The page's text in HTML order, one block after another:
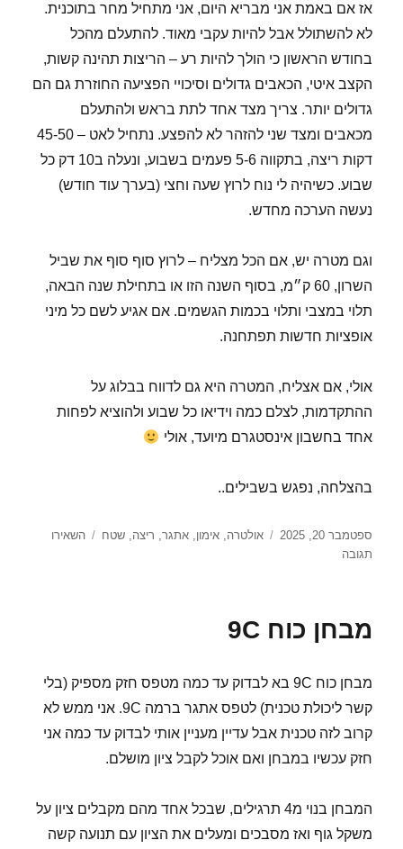
אז אם באמת אני מבריא היום, אני מתחיל מחר בתוכנית.
לא להשתולל אבל להיות עקבי מאוד. להתעלם מהכל
בחודש הראשון כי הולך להיות רע – הריצות תהינה קשות,
הקצב איטי, הכאבים גדולים וסיכויי הפציעה החוזרת גם הם
גדולים יותר. צריך מצד אחד לתת בראש ולהתעלם
מכאבים ומצד שני להזהר לא להפצע. נתחיל לאט – 45-50
דקות ריצה, בתקווה 5-6 פעמים בשבוע, ונעלה ב10 דק כל
שבוע. כשיהיה לי נוח לרוץ שעה וחצי (בערך עוד חודש)
נעשה הערכה מחדש.
וגם מטרה יש, אם הכל מצליח – לרוץ סוף סוף את שביל
השרון, 60 ק״מ, בסוף השנה הזו או בתחילת שנה הבאה,
תלוי במצבי ותלוי בכמות הגשמים. אם אגיע לשם כל מיני
אופציות חדשות תפתחנה.
אולי, אם אצליח, המטרה היא גם לדווח בבלוג על
ההתקדמות, לצלם כמה וידיאו כל שבוע ולהוציא לפחות
אחד בחשבון אינסטגרם מיועד, אולי
בהצלחה, נפגש בשבילים..
פורסם
בתאריך
ספטמבר 20, 2025 קטגוריות
אולטרה,אימון,אתגר, ריצה,שטח
השאירו
תגובה
תוכניות,
מבחן כוח 9C
מבחן כוח 9C בא לבדוק עד כמה מטפס חזק מספיק (בלי
קשר ליכולת טכנית) לטפס אתגר ברמה 9C. אני ממש לא
קרוב לזה טכנית אבל עדיין מעניין אותי לבדוק עד כמה אני
חזק עכשיו במבחן ואם אוכל לקבל ציון מושלם.
המבחן בנוי מ4 תרגילים, שבכל אחד מהם מקבלים ציון על
משקל גוף ואז מסבכים ומעלים את הציון עם תנועה קשה